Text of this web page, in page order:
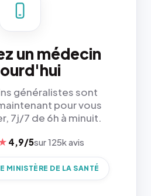
un médecin
généralistes sont
pour vous
7j/7 de 6h à minuit.
4,9/5sur 125k avis
MINISTÈRE DE LA SANTÉ